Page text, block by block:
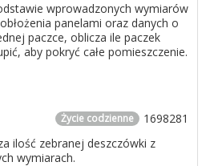
wprowadzonych wymiarów
panelami oraz danych o
paczce, oblicza ile paczek
aby pokryć całe pomieszczenie.
1698281
Życie codzienne
ilość zebranej deszczówki z
wymiarach.